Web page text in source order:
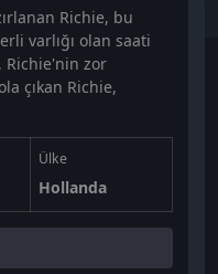
Richie, bu
varlığı olan saati
Richie'nin zor
çıkan Richie,
Ülke
Hollanda